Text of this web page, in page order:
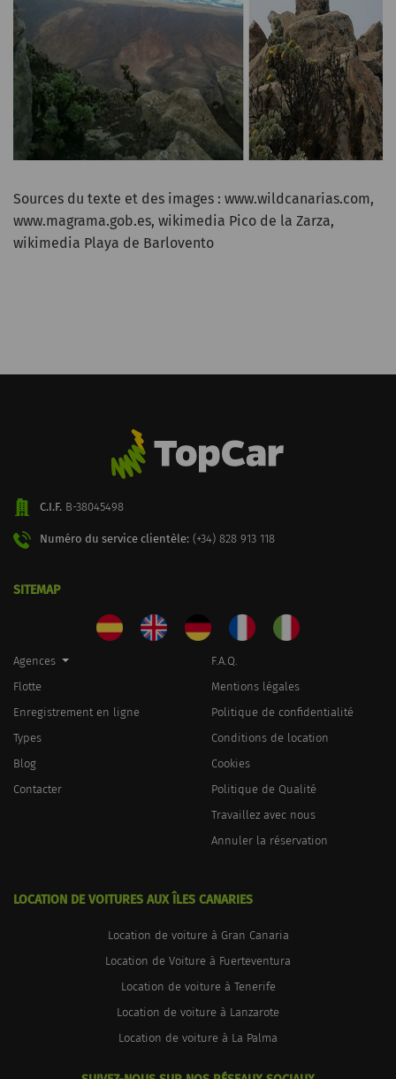
Sources du texte et des images : www.wildcanarias.com,
www.magrama.gob.es, wikimedia Pico de la Zarza,
wikimedia Playa de Barlovento
C.I.F. B-38045498
Numéro du service clientèle: (+34) 828 913 118
SITEMAP
Agences
Flotte
Enregistrement en ligne
Types
Blog
Contacter
F.A.Q.
Mentions légales
Politique de confidentialité
Conditions de location
Cookies
Politique de Qualité
Travaillez avec nous
Annuler la réservation
LOCATION DE VOITURES AUX ÎLES CANARIES
Location de voiture à Gran Canaria
Location de Voiture à Fuerteventura
Location de voiture à Tenerife
Location de voiture à Lanzarote
Location de voiture à La Palma